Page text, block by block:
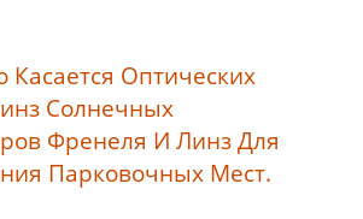
Касается Оптических
Солнечных
Френеля И Линз Для
Парковочных Мест.